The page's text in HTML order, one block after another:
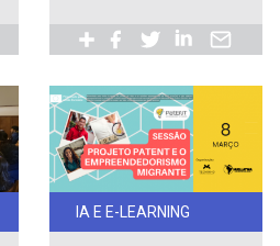
IA E E-LEARNING